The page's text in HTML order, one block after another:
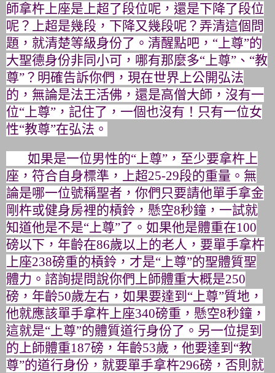
師拿杵上座是上超了段位呢，還是下降了段位
呢？
上超是幾段，下降又幾段呢？弄清這個問
題，就清楚等級身份了。 清醒點吧，“上尊”的
大聖德身份非同小可，哪有那麼多“上尊”、 “教
尊”？明確告訴你們，現在世界上公開弘法
的， 無論是法王活佛，還是高僧大師，沒有一
位“上尊”，記住了， 一個也沒有！只有一位女
性“教尊”在弘法。
如果是一位男性的“上尊”，至少要拿杵上
座，符合自身標準，上超25-29段的重量。無
論是哪一位號稱聖者， 你們只要請他單手拿金
剛杵或健身房裡的槓鈴，懸空8秒鐘， 一試就
知道他是不是“上尊”了。如果他是體重在100
磅以下， 年齡在86歲以上的老人，要單手拿杵
上座238磅重的槓鈴， 才是“上尊”的聖體質聖
體力。諮詢提問說你們上師體重大概是250
磅，年齡50歲左右，如果要達到“上尊”質地，
他就應該單手拿杵上座340磅重，懸空8秒鐘，
這就是“上尊”的體質道行身份了。另一位提到
的上師體重187磅，年齡53歲， 他要達到“教
尊”的道行身份，就要單手拿杵296磅， 否則就